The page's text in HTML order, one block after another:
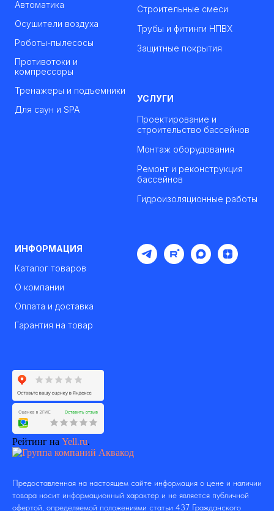
Автоматика
Осушители воздуха
Роботы-пылесосы
Противотоки и
компрессоры
Тренажеры и подъемники
Для саун и SPA
Строительные смеси
Трубы и фитинги НПВХ
Защитные покрытия
УСЛУГИ
Проектирование и
строительство бассейнов
Монтаж оборудования
Ремонт и реконструкция
бассейнов
Гидроизоляционные работы
ИНФОРМАЦИЯ
Каталог товаров
О компании
Оплата и доставка
Гарантия на товар
Рейтинг на Yell.ru.
Предоставленная на настоящем сайте информация о цене и наличии
товара носит информационный характер и не является публичной
офертой, определяемой положениями статьи 437 Гражданского